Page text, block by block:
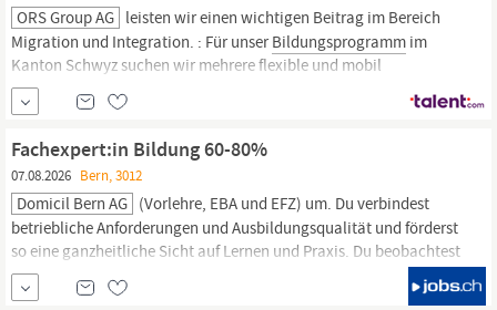
ORS Group AG leisten wir einen wichtigen Beitrag im Bereich
Migration und Integration. : Für unserBildungsprogramm im
Kanton Schwyz suchen wir mehrere flexible und mobil
einsetzbare
Bildungsmitarbeiter
Verantwortungen: Planung, Durchführung und Dokumentation
Fachexpert:in Bildung 60-80%
07.08.2026 Bern, 3012
Domicil Bern AG (Vorlehre, EBA und EFZ) um. Du verbindest
betriebliche Anforderungen und Ausbildungsqualität und förderst
so eine ganzheitliche Sicht auf Lernen und Praxis. Du beobachtest
Trends in der Berufs- und Erwachsenenpädagogik und bringst
innovative Impulse in unsere
ein. Du wirkst an